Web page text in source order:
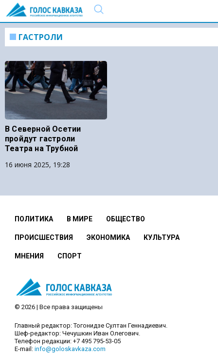
ГАСТРОЛИ
В Северной Осетии
пройдут гастроли
Театра на Трубной
16 июня 2025, 19:28
ПОЛИТИКА В МИРЕ ОБЩЕСТВО
ПРОИСШЕСТВИЯ ЭКОНОМИКА КУЛЬТУРА
МНЕНИЯ СПОРТ
© 2026 | Все права защищены
Главный редактор: Тогонидзе Султан Геннадиевич.
Шеф-редактор: Чечушкин Иван Олегович.
Телефон редакции: +7 495 795-53-05
E-mail: info@goloskavkaza.com